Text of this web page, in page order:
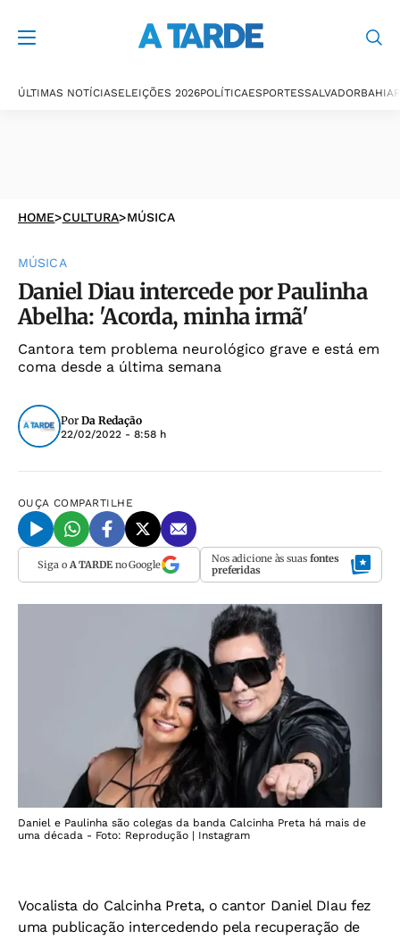
ÚLTIMAS NOTÍCIASELEIÇÕES 2026POLÍTICAESPORTESSALVADORBAHIA
HOME>CULTURA>MÚSICA
MÚSICA
Daniel Diau intercede por Paulinha
Abelha: 'Acorda, minha irmã'
Cantora tem problema neurológico grave e está em
coma desde a última semana
Por Da Redação
22/02/2022 - 8:58 h
OUÇA COMPARTILHE
Siga o A TARDEno Google Nos adicione às suas fontes
preferidas
Daniel e Paulinha são colegas da banda Calcinha Preta há mais de
uma década - Foto: Reprodução | Instagram
Vocalista do Calcinha Preta, o cantor Daniel DIau fez
uma publicação intercedendo pela recuperação de